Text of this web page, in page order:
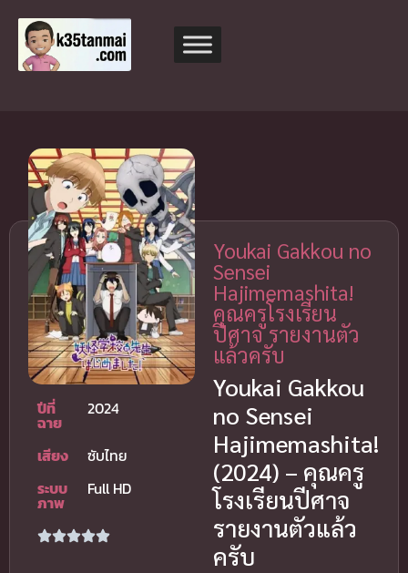
ปีที่
ฉาย
2024
เสียง
ซับไทย
ระบบ
ภาพ
Full HD
Youkai Gakkou no
Sensei
Hajimemashita!
คุณครูโรงเรียน
ปีศาจ รายงานตัว
แล้วครับ
Youkai Gakkou
no Sensei
Hajimemashita!
(2024) – คุณครู
โรงเรียนปีศาจ
รายงานตัวแล้ว
ครับ